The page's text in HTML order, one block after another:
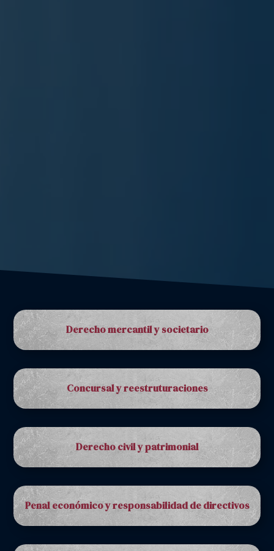
Derecho mercantil y societario
Concursal y reestruturaciones
Derecho civil y patrimonial
Penal económico y responsabilidad de directivos